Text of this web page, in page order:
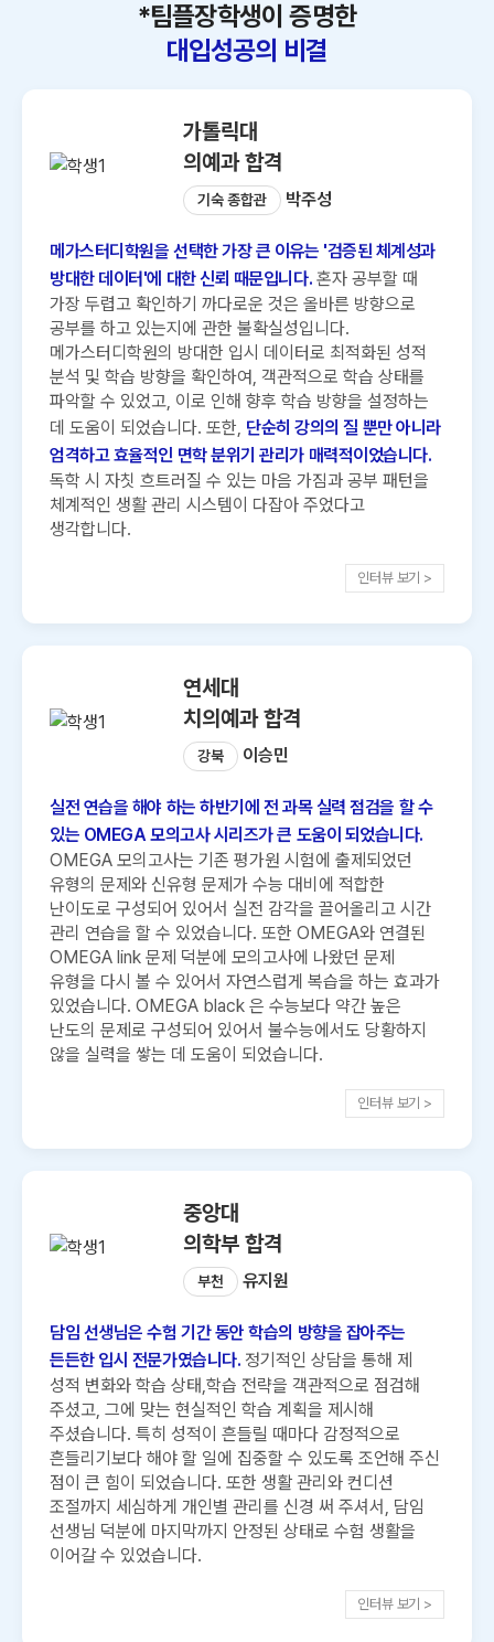
*팀플장학생이 증명한
대입성공의 비결
가톨릭대
의예과 합격
기숙 종합관 박주성
메가스터디학원을 선택한 가장 큰 이유는 '검증된 체계성과
방대한 데이터'에 대한 신뢰 때문입니다. 혼자 공부할 때
가장 두렵고 확인하기 까다로운 것은 올바른 방향으로
공부를 하고 있는지에 관한 불확실성입니다.
메가스터디학원의 방대한 입시 데이터로 최적화된 성적
분석 및 학습 방향을 확인하여, 객관적으로 학습 상태를
파악할 수 있었고, 이로 인해 향후 학습 방향을 설정하는
데 도움이 되었습니다. 또한, 단순히 강의의 질 뿐만 아니라
엄격하고 효율적인 면학 분위기 관리가 매력적이었습니다.
독학 시 자칫 흐트러질 수 있는 마음 가짐과 공부 패턴을
체계적인 생활 관리 시스템이 다잡아 주었다고
생각합니다.
인터뷰 보기 >
연세대
치의예과 합격
강북 이승민
실전 연습을 해야 하는 하반기에 전 과목 실력 점검을 할 수
있는 OMEGA 모의고사 시리즈가 큰 도움이 되었습니다.
OMEGA 모의고사는 기존 평가원 시험에 출제되었던
유형의 문제와 신유형 문제가 수능 대비에 적합한
난이도로 구성되어 있어서 실전 감각을 끌어올리고 시간
관리 연습을 할 수 있었습니다. 또한 OMEGA와 연결된
OMEGA link 문제 덕분에 모의고사에 나왔던 문제
유형을 다시 볼 수 있어서 자연스럽게 복습을 하는 효과가
있었습니다. OMEGA black 은 수능보다 약간 높은
난도의 문제로 구성되어 있어서 불수능에서도 당황하지
않을 실력을 쌓는 데 도움이 되었습니다.
인터뷰 보기 >
중앙대
의학부 합격
부천 유지원
담임 선생님은 수험 기간 동안 학습의 방향을 잡아주는
든든한 입시 전문가였습니다. 정기적인 상담을 통해 제
성적 변화와 학습 상태,학습 전략을 객관적으로 점검해
주셨고, 그에 맞는 현실적인 학습 계획을 제시해
주셨습니다. 특히 성적이 흔들릴 때마다 감정적으로
흔들리기보다 해야 할 일에 집중할 수 있도록 조언해 주신
점이 큰 힘이 되었습니다. 또한 생활 관리와 컨디션
조절까지 세심하게 개인별 관리를 신경 써 주셔서, 담임
선생님 덕분에 마지막까지 안정된 상태로 수험 생활을
이어갈 수 있었습니다.
인터뷰 보기 >